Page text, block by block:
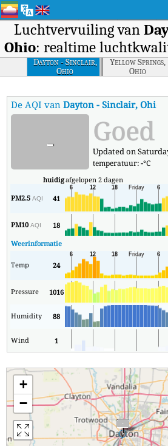
Luchtvervuiling van
Ohio: realtime
Dayton - Sinclair,
Ohio
Yellow Springs,
Ohio
De AQI vanDayton - Sinclair, Ohio
- Goed
Updated on
temperatuur:-°C
huidigafgelopen 2 dagen
PM2.5AQI 41
PM10AQI 18
Weerinformatie
Temp 24
Pressure 1016
Humidity 88
Wind 1
+
−